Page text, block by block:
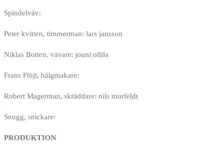
Spindelväv:
Peter kvitten, timmerman: lars jansson
Niklas Botten, vävare: jouni ollila
Frans Flöjt, bälgmakare:
Robert Magerman, skräddare: nils morfeldt
Snugg, snickare:
PRODUKTION